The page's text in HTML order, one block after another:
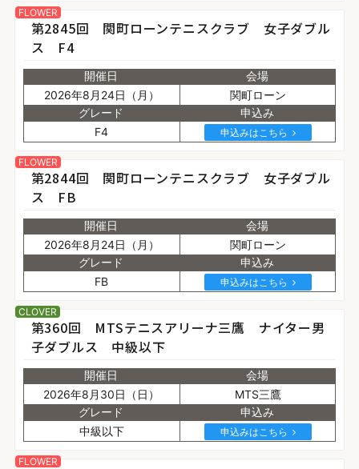
第2845回 関町ローンテニスクラブ 女子ダブル
ス F4
開催日
2026年8月24日（月）
会場
関町ローン
グレード
F4
申込み
申込みはこちら
FLOWER
第2844回 関町ローンテニスクラブ 女子ダブル
ス FB
開催日
2026年8月24日（月）
会場
関町ローン
グレード
FB
申込み
申込みはこちら
FLOWER
第360回 MTSテニスアリーナ三鷹 ナイター男
子ダブルス 中級以下
開催日
2026年8月30日（日）
会場
MTS三鷹
グレード
中級以下
申込み
申込みはこちら
CLOVER
FLOWER